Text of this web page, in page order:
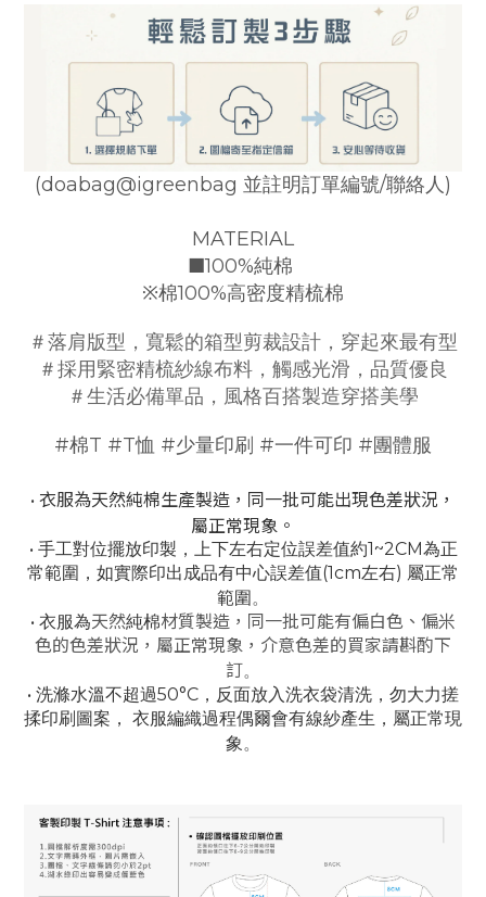
(doabag@igreenbag 並註明訂單編號/聯絡人)
MATERIAL
■100%純棉
※棉100%高密度精梳棉
＃落肩版型，寬鬆的箱型剪裁設計 ， 穿起來最有型
＃採用緊密精梳紗線布料，觸感光滑，品質優良
＃生活必備單品，風格百搭製造穿搭美學
#棉T #T恤 #少量印刷 #一件可印 #團體服
• 衣服為天然純棉生產製造，同一批可能出現色差狀況，
屬正常現象。
• 手工對位擺放印製，上下左右定位誤差值約1~2CM為正
常範圍， 如實際印出成品有中心誤差值(1cm左右) 屬正常
範圍。
• 衣服為天然純棉材質製造，同一批可能有偏白色、偏米
色的色差狀況，屬正常現象，介意色差的買家請斟酌下
訂。
• 洗滌水溫不超過50°C，反面放入洗衣袋清洗，勿大力搓
揉印刷圖案， 衣服編織過程偶爾會有線紗產生，屬正常現
象。